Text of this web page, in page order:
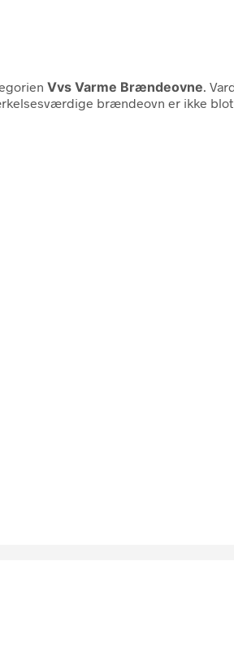
Vvs Varme Brændeovne .
brændeovn er ikke